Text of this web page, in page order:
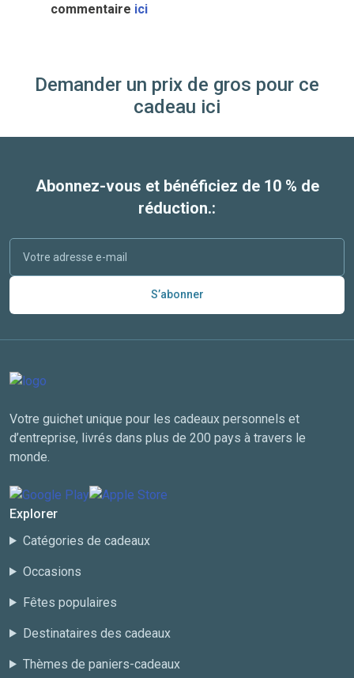
commentaire ici
Demander un prix de gros pour ce
cadeau ici
Abonnez-vous et bénéficiez de 10 % de
réduction.:
S’abonner
Votre guichet unique pour les cadeaux personnels et
d’entreprise, livrés dans plus de 200 pays à travers le
monde.
Explorer
Catégories de cadeaux
Occasions
Fêtes populaires
Destinataires des cadeaux
Thèmes de paniers-cadeaux